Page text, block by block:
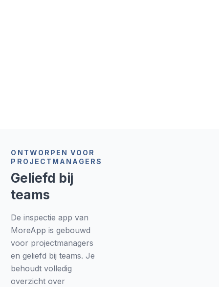
ONTWORPEN VOOR
PROJECTMANAGERS
Geliefd bij
teams
De inspectie app van
MoreApp is gebouwd
voor projectmanagers
en geliefd bij teams. Je
behoudt volledig
overzicht over